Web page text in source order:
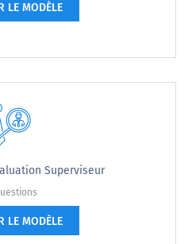
LE MODÈLE
Superviseur
LE MODÈLE